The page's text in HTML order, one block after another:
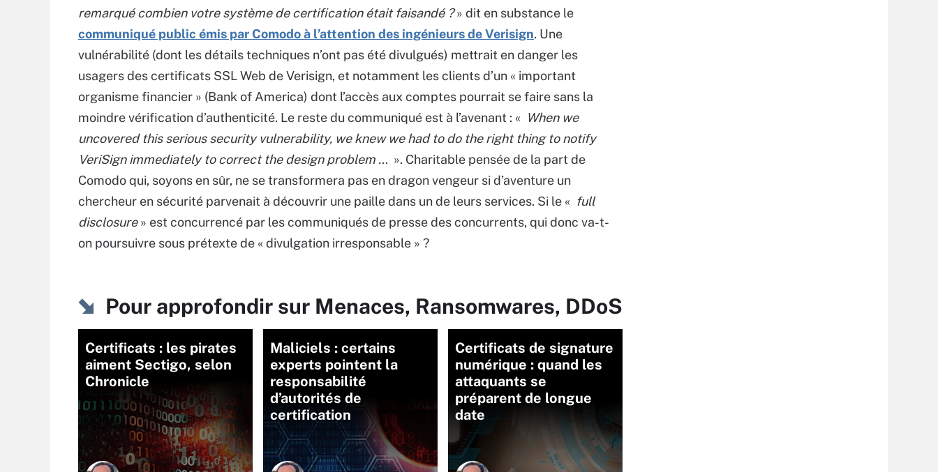
remarqué combien votre système de certification était faisandé ?» dit en substance le
communiqué public émis par Comodo à l’attention des ingénieurs de Verisign. Une
vulnérabilité (dont les détails techniques n’ont pas été divulgués) mettrait en danger les
usagers des certificats SSL Web de Verisign, et notamment les clients d’un « important
organisme financier » (Bank of America) dont l’accès aux comptes pourrait se faire sans la
moindre vérification d’authenticité. Le reste du communiqué est à l’avenant : « When we
uncovered this serious security vulnerability, we knew we had to do the right thing to notify
VeriSign immediately to correct the design problem … ». Charitable pensée de la part de
Comodo qui, soyons en sûr, ne se transformera pas en dragon vengeur si d’aventure un
chercheur en sécurité parvenait à découvrir une paille dans un de leurs services. Si le « full
disclosure» est concurrencé par les communiqués de presse des concurrents, qui donc va-t-
on poursuivre sous prétexte de « divulgation irresponsable » ?
Pour approfondir sur Menaces, Ransomwares, DDoS
Certificats : les pirates
aiment Sectigo, selon
Chronicle
Maliciels : certains
experts pointent la
responsabilité
d’autorités de
certification
Certificats de signature
numérique : quand les
attaquants se
préparent de longue
date